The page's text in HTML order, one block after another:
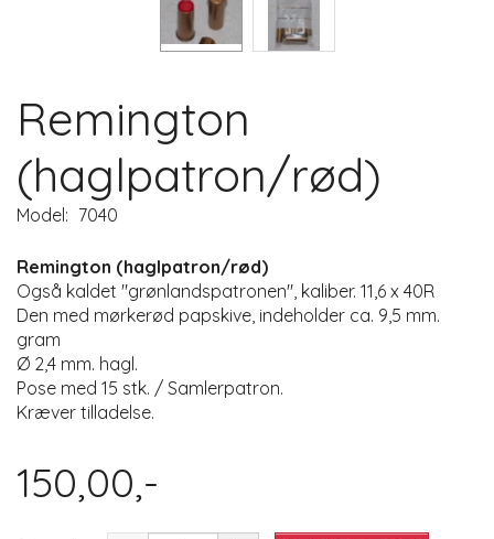
Remington
(haglpatron/rød)
Model: 7040
Remington (haglpatron/rød)
Også kaldet "grønlandspatronen", kaliber. 11,6 x 40R
Den med mørkerød papskive, indeholder ca. 9,5 mm.
gram
Ø 2,4 mm. hagl.
Pose med 15 stk. / Samlerpatron.
Kræver tilladelse.
150,00,-